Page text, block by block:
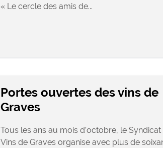
« Le cercle des amis de...
Portes ouvertes des vins de
Graves
Tous les ans au mois d’octobre, le Syndicat
Vins de Graves organise avec plus de